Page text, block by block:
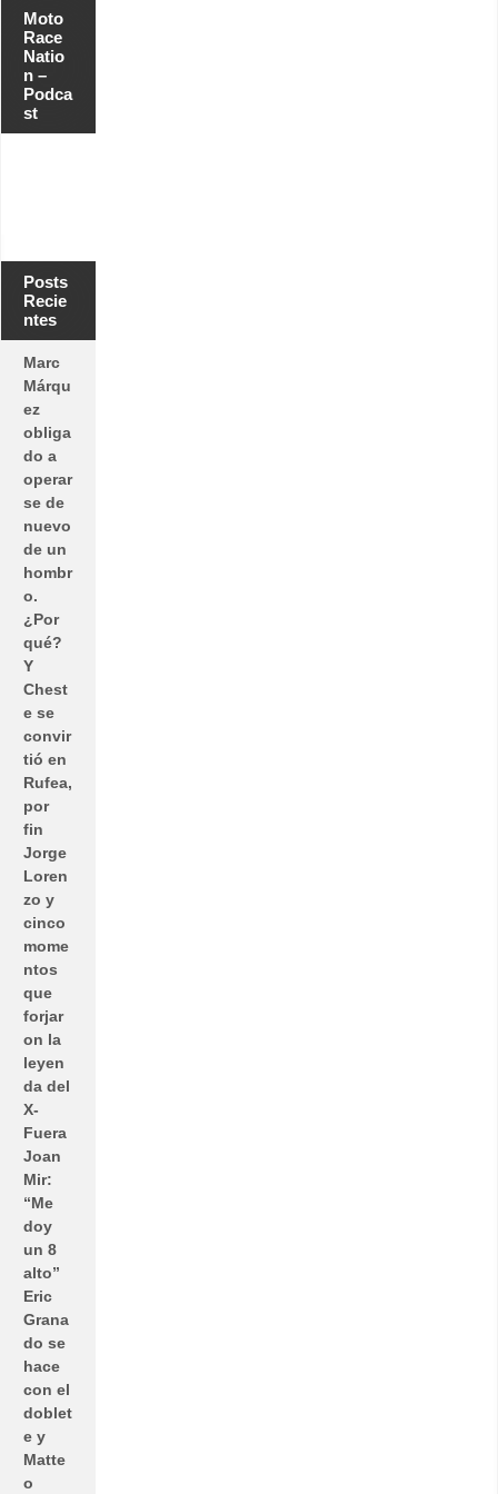
Moto
Race
Natio
n –
Podca
st
Posts
Recie
ntes
Marc
Márqu
ez
obliga
do a
operar
se de
nuevo
de un
hombr
o.
¿Por
qué?
Y
Chest
e se
convir
tió en
Rufea,
por
fin
Jorge
Loren
zo y
cinco
mome
ntos
que
forjar
on la
leyen
da del
X-
Fuera
Joan
Mir:
“Me
doy
un 8
alto”
Eric
Grana
do se
hace
con el
doblet
e y
Matte
o